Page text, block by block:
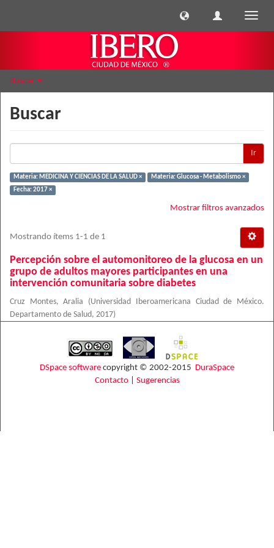
Buscar
Buscar
Ir
Materia: MEDICINA Y CIENCIAS DE LA SALUD ×
Materia: Glucosa - Metabolismo ×
Fecha: 2017 ×
Mostrar filtros avanzados
Mostrando ítems 1-1 de 1
Percepción sobre el automonitoreo de la glucosa en un
grupo de adultos mayores participantes en una
intervención comunitaria sobre diabetes
Cruz Montes, Aralia (Universidad Iberoamericana Ciudad de México.
Departamento de Salud, 2017)
DSpace software copyright © 2002-2015 DuraSpace
Contacto| Sugerencias